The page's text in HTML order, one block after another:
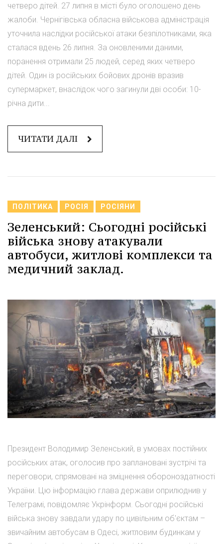
четверо дітей. 27 липня в місті було оголошено день
жалоби. Чернігівська обласна військова адміністрація
уточнила наслідки російської атаки безпілотниками, яка
сталася вдень 26 липня. За оновленими даними,
поранення отримали 25 людей, серед яких четверо
дітей. Один із російських бойових дронів вразив
супермаркет, внаслідок чого загинули дві особи: 10-
річна дити...
ЧИТАТИ ДАЛІ
ПОЛІТИКА РОСІЯ РОСІЯНИ
Зеленський: Сьогодні російські
війська знову атакували
автобуси, житлові комплекси та
медичний заклад.
Президент Володимир Зеленський, в умовах постійних
російських атак, оголосив про заплановані зустрічі та
переговори, спрямовані на зміцнення обороноздатності
України. Цю інформацію глава держави оприлюднив у
Телеграмі, повідомляє Укрінформ. Сьогодні російські
війська знову завдали удару по цивільним об'єктам –
звичайним автобусам в Одесі, житловим будинкам у